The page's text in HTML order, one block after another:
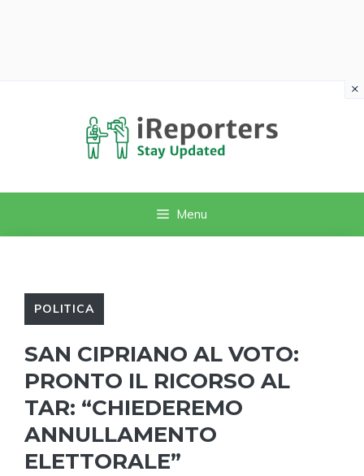
Menu
POLITICA
SAN CIPRIANO AL VOTO:
PRONTO IL RICORSO AL
TAR: “CHIEDEREMO
ANNULLAMENTO
ELETTORALE”
×